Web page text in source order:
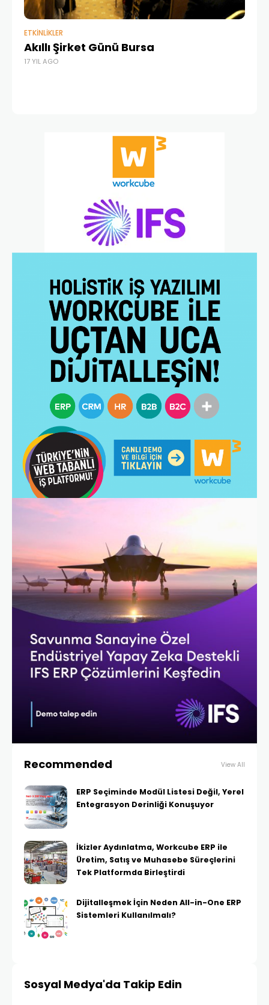
ETKINLIKLER
Akıllı Şirket Günü Bursa
17 YIL AGO
Recommended View All
ERP Seçiminde Modül Listesi Değil, Yerel
Entegrasyon Derinliği Konuşuyor
İkizler Aydınlatma, Workcube ERP ile
Üretim, Satış ve Muhasebe Süreçlerini
Tek Platformda Birleştirdi
Dijitalleşmek İçin Neden All-in-One ERP
Sistemleri Kullanılmalı?
Sosyal Medya'da Takip Edin